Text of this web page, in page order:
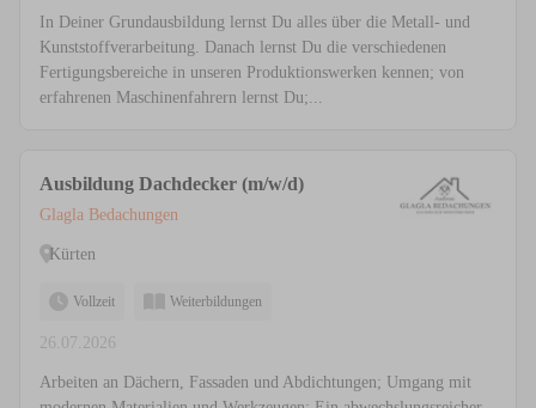
In Deiner Grundausbildung lernst Du alles über die Metall- und
Kunststoffverarbeitung. Danach lernst Du die verschiedenen
Fertigungsbereiche in unseren Produktionswerken kennen; von
erfahrenen Maschinenfahrern lernst Du;...
Ausbildung Dachdecker (m/w/d)
Glagla Bedachungen
Kürten
Vollzeit Weiterbildungen
26.07.2026
Arbeiten an Dächern, Fassaden und Abdichtungen; Umgang mit